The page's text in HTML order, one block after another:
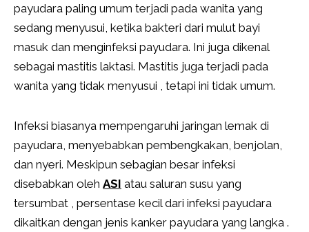
payudara paling umum terjadi pada wanita yang
sedang menyusui, ketika bakteri dari mulut bayi
masuk dan menginfeksi payudara. Ini juga dikenal
sebagai mastitis laktasi. Mastitis juga terjadi pada
wanita yang tidak menyusui , tetapi ini tidak umum.
Infeksi biasanya mempengaruhi jaringan lemak di
payudara, menyebabkan pembengkakan, benjolan,
dan nyeri. Meskipun sebagian besar infeksi
disebabkan oleh ASI atau saluran susu yang
tersumbat , persentase kecil dari infeksi payudara
dikaitkan dengan jenis kanker payudara yang langka .